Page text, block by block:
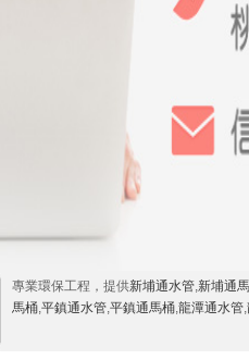
的態度
如果芎
專業環保工程，提供新埔通水管,新埔通
馬桶,平鎮通水管,平鎮通馬桶,龍潭通水管,